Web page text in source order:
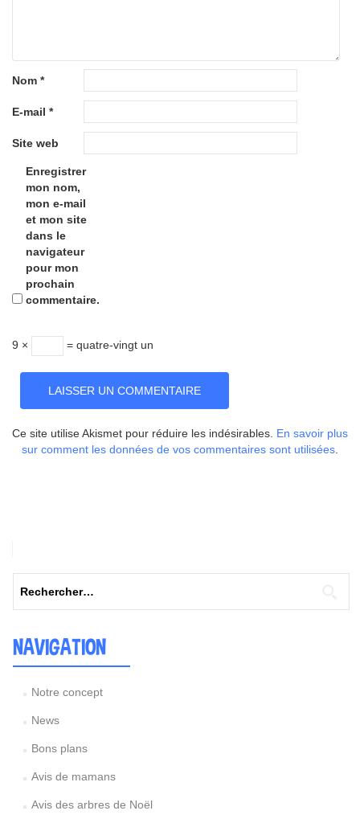
Nom *
E-mail *
Site web
Enregistrer
mon nom,
mon e-mail
et mon site
dans le
navigateur
pour mon
prochain
commentaire.
9 × = quatre-vingt un
Ce site utilise Akismet pour réduire les indésirables. En savoir plus
sur comment les données de vos commentaires sont utilisées.
NAVIGATION
Notre concept
News
Bons plans
Avis de mamans
Avis des arbres de Noël